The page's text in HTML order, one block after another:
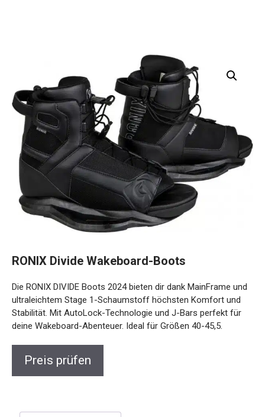
RONIX Divide Wakeboard-Boots
Die RONIX DIVIDE Boots 2024 bieten dir dank MainFrame und
ultraleichtem Stage 1-Schaumstoff höchsten Komfort und
Stabilität. Mit AutoLock-Technologie und J-Bars perfekt für
deine Wakeboard-Abenteuer. Ideal für Größen 40-45,5.
Preis prüfen